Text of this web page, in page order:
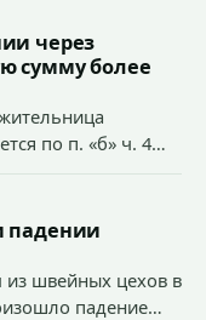
через
сумму более
по п. «б» ч. 4
падении
из швейных цехов в
падение